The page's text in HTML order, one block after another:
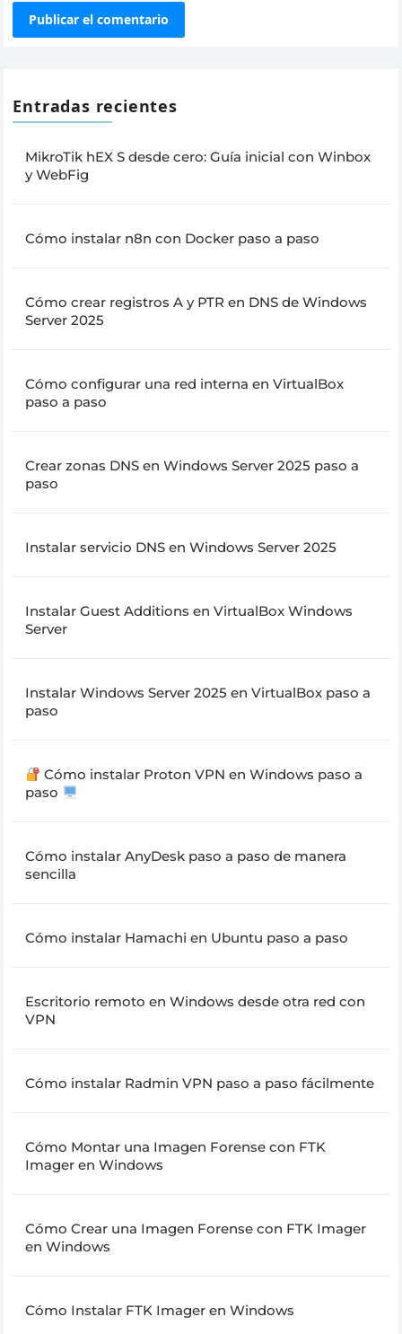
Entradas recientes
MikroTik hEX S desde cero: Guía inicial con Winbox
y WebFig
Cómo instalar n8n con Docker paso a paso
Cómo crear registros A y PTR en DNS de Windows
Server 2025
Cómo configurar una red interna en VirtualBox
paso a paso
Crear zonas DNS en Windows Server 2025 paso a
paso
Instalar servicio DNS en Windows Server 2025
Instalar Guest Additions en VirtualBox Windows
Server
Instalar Windows Server 2025 en VirtualBox paso a
paso
Cómo instalar Proton VPN en Windows paso a
paso
Cómo instalar AnyDesk paso a paso de manera
sencilla
Cómo instalar Hamachi en Ubuntu paso a paso
Escritorio remoto en Windows desde otra red con
VPN
Cómo instalar Radmin VPN paso a paso fácilmente
Cómo Montar una Imagen Forense con FTK
Imager en Windows
Cómo Crear una Imagen Forense con FTK Imager
en Windows
Cómo Instalar FTK Imager en Windows